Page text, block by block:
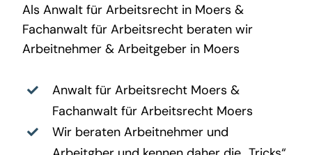
Als Anwalt für Arbeitsrecht in Moers &
Fachanwalt für Arbeitsrechtberaten wir
Arbeitnehmer & Arbeitgeber in Moers
Anwalt für Arbeitsrecht Moers &
Fachanwalt für Arbeitsrecht Moers
Wir beraten Arbeitnehmer und